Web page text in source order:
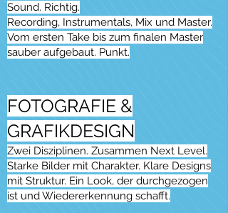
Sound. Richtig.
Recording, Instrumentals, Mix und Master.
Vom ersten Take bis zum finalen Master
sauber aufgebaut. Punkt.
FOTOGRAFIE &
GRAFIKDESIGN
Zwei Disziplinen. Zusammen Next Level.
Starke Bilder mit Charakter. Klare Designs
mit Struktur. Ein Look, der durchgezogen
ist und Wiedererkennung schafft.